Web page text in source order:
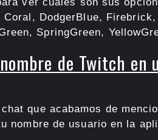
DodgerBlue, Firebrick,
SpringGreen,
de Twitch en
que acabamos de
nombre de usuario en la